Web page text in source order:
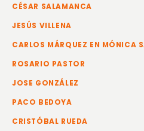
CÉSAR SALAMANCA
JESÚS VILLENA
CARLOS MÁRQUEZ EN MÓNICA
ROSARIO PASTOR
JOSE GONZÁLEZ
PACO BEDOYA
CRISTÓBAL RUEDA